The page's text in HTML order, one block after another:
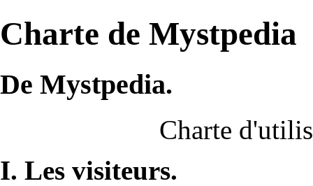
Charte de Mystpedia
De Mystpedia.
Charte
I. Les visiteurs.